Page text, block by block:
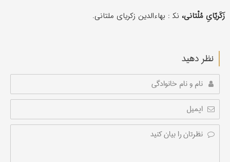
زَکَریّایِ مُلْتانی، نک‍ : بهاءالدین زکریای ملتانی.
نظر دهید